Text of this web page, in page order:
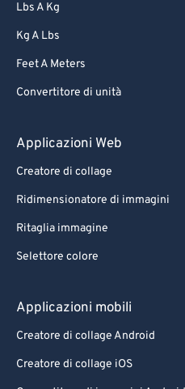
Lbs A Kg
Kg A Lbs
Feet A Meters
Convertitore di unità
Applicazioni Web
Creatore di collage
Ridimensionatore di immagini
Ritaglia immagine
Selettore colore
Applicazioni mobili
Creatore di collage Android
Creatore di collage iOS